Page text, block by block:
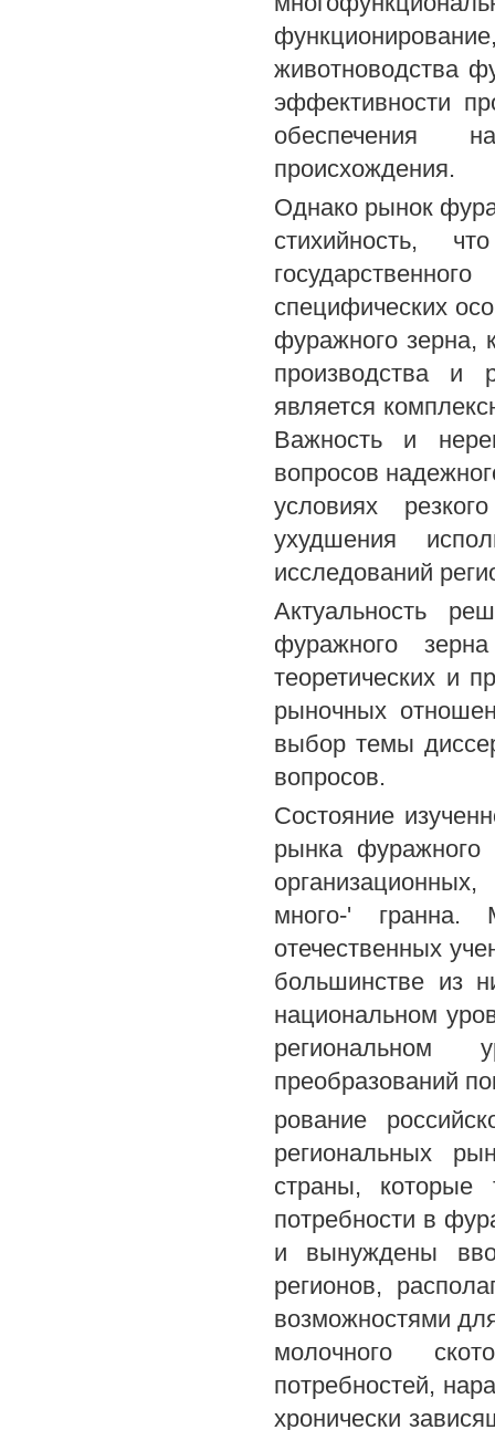
животноводства
эффективности
обеспечения
происхождения.
Однако рынок
стихийность,
специфических
фуражного зерна,
производства и
является
Важность и
вопросов
условиях
ухудшения
исследований
Актуальность
фуражного
теоретических и
рыночных
выбор темы
вопросов.
Состояние
рынка фуражного
много-'
отечественных
большинстве из
национальном
региональном
преобразований
рование
региональных
страны, которые
потребности в
и вынуждены
регионов,
возможностями
молочного
потребностей,
хронически